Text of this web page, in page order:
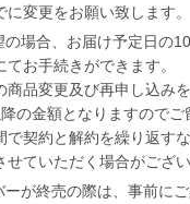
に変更をお願い致します。
の場合、お届け予定日の
てお手続きができます。
商品変更及び再申し込み
の金額となりますのでご
で契約と解約を繰り返す
せていただく場合がござい
が終売の際は、事前に